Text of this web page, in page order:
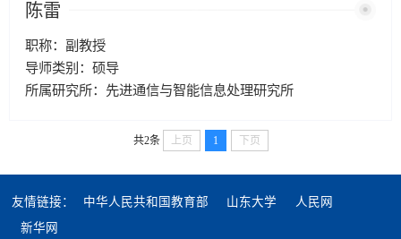
陈雷
职称：副教授
导师类别：硕导
所属研究所：先进通信与智能信息处理研究所
共2条 上页 1 下页
友情链接： 中华人民共和国教育部 山东大学
人民网
新华网